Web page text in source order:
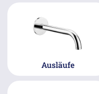
Ausläufe